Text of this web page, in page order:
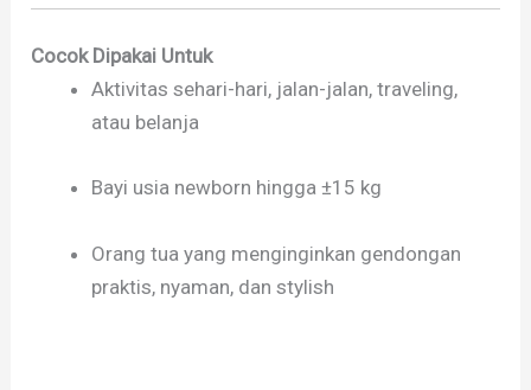
Cocok Dipakai Untuk
Aktivitas sehari-hari, jalan-jalan, traveling,
atau belanja
Bayi usia newborn hingga ±15 kg
Orang tua yang menginginkan gendongan
praktis, nyaman, dan stylish